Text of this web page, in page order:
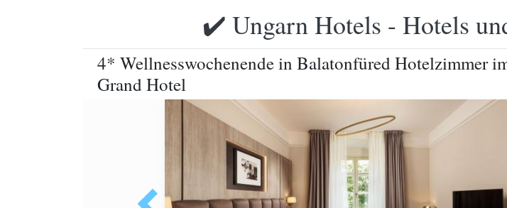
✔️ Ungarn Hotels - Hotels
4* Wellnesswochenende in Balatonfüred Hotelzimmer
Grand Hotel